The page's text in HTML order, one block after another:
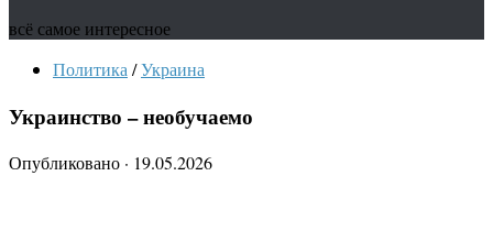
всё самое интересное
Политика /Украина
Украинство – необучаемо
Опубликовано · 19.05.2026